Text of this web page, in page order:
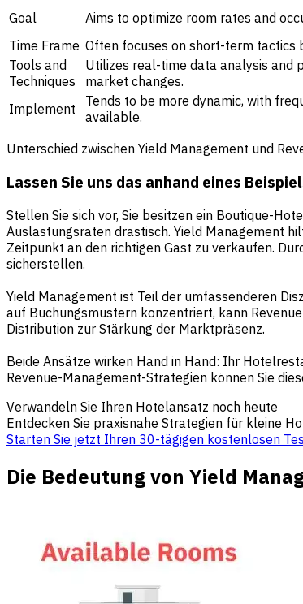
Goal
Aims to optimize room rates and
Time Frame Often focuses on short-term tactics
Tools and
Techniques
Utilizes real-time data analysis and
market changes.
Implement
Tends to be more dynamic, with
available.
Unterschied zwischen Yield Management und
Lassen Sie uns das anhand eines
Stellen Sie sich vor, Sie besitzen ein Boutique-
Auslastungsraten drastisch. Yield Management
Zeitpunkt an den richtigen Gast zu verkaufen.
sicherstellen.
Yield Management ist Teil der umfassenderen
auf Buchungsmustern konzentriert, kann
Distribution zur Stärkung der Marktpräsenz.
Beide Ansätze wirken Hand in Hand: Ihr
Revenue-Management-Strategien können Sie
Verwandeln Sie Ihren Hotelansatz noch heute
Entdecken Sie praxisnahe Strategien für kleine
Starten Sie jetzt Ihren 30-tägigen kostenlosen
Die Bedeutung von Yield